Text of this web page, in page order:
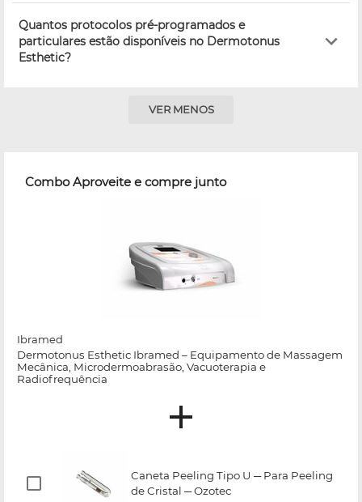
Quantos protocolos pré-programados e
particulares estão disponíveis no Dermotonus
Esthetic?
VER MENOS
Combo Aproveite e compre junto
Ibramed
Dermotonus Esthetic Ibramed – Equipamento de Massagem
Mecânica, Microdermoabrasão, Vacuoterapia e
Radiofrequência
Caneta Peeling Tipo U ─ Para Peeling
de Cristal ─ Ozotec